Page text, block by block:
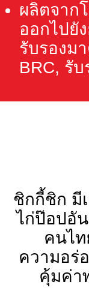
ผลิตจาก
ออกไปยั
รับรองม
BRC, รับ
ชิกกี้ชิก มี
ไก่ป๊อปอั
คนไ
ความอร่
คุ้มค่า